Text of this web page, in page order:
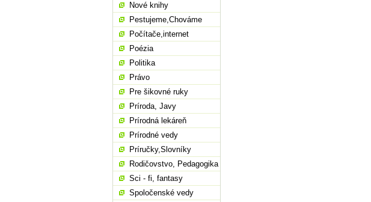
Nové knihy
Pestujeme,Chováme
Počítače,internet
Poézia
Politika
Právo
Pre šikovné ruky
Príroda, Javy
Prírodná lekáreň
Prírodné vedy
Príručky,Slovníky
Rodičovstvo, Pedagogika
Sci - fi, fantasy
Spoločenské vedy